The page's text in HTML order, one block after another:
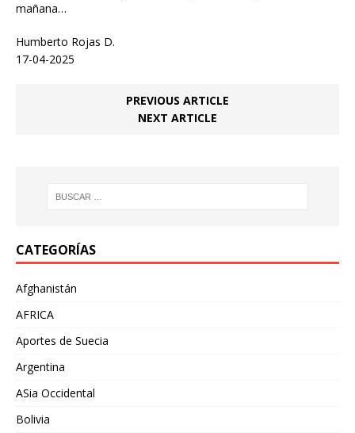
mañana…
Humberto Rojas D.
17-04-2025
PREVIOUS ARTICLE
NEXT ARTICLE
CATEGORÍAS
Afghanistán
AFRICA
Aportes de Suecia
Argentina
ASia Occidental
Bolivia